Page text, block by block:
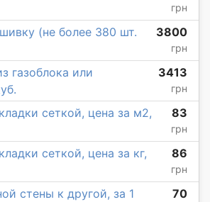
грн
(не более 380 шт.
3800
грн
газоблока или
3413
грн
сеткой, цена за м2,
83
грн
сеткой, цена за кг,
86
грн
стены к другой, за 1
70